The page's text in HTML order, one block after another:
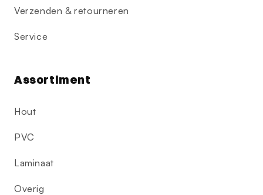
Verzenden & retourneren
Service
Assortiment
Hout
PVC
Laminaat
Overig